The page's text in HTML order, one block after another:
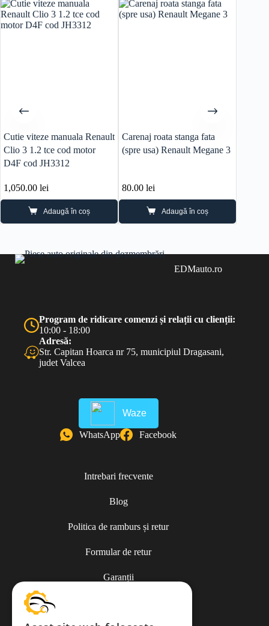
Cutie viteze manuala Renault
Clio 3 1.2 tce cod motor
D4F cod JH3312
1,050.00 lei
Adaugă în coș
Carenaj roata stanga fata
(spre usa) Renault Megane 3
80.00lei
Adaugă în coș
EDMauto.ro
Program de ridicare comenzi și relații cu clienții:
10:00 - 18:00
Adresă:
Str. Capitan Hoarca nr 75, municipiul Dragasani,
judet Valcea
Waze
WhatsApp Facebook
Intrebari frecvente
Blog
Politica de ramburs și retur
Formular de retur
Garanții